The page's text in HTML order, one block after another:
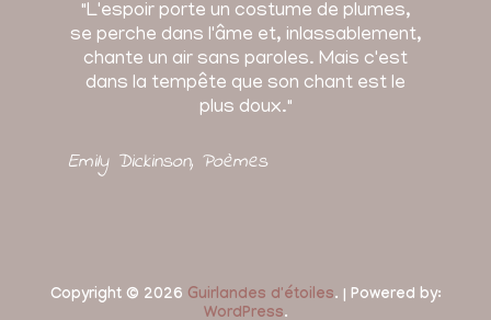
"L'espoir porte un costume de plumes,
se perche dans l'âme et, inlassablement,
chante un air sans paroles. Mais c'est
dans la tempête que son chant est le
plus doux."
Emily Dickinson, Poèmes
Copyright © 2026 Guirlandes d'étoiles. | Powered by:
WordPress.